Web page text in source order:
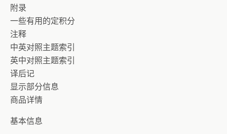
附录
一些有用的定积分
注释
中英对照主题索引
英中对照主题索引
译后记
显示部分信息
商品详情
基本信息